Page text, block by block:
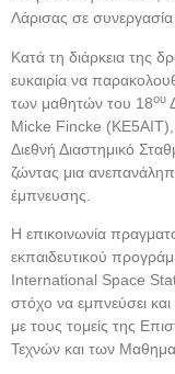
Λάρισας σε
Κατά τη διάρκεια της
ευκαιρία να
των μαθητών του 18ου
Micke Fincke (KE5AIT),
Διεθνή Διαστημικό
ζώντας μια
έμπνευσης.
Η επικοινωνία
εκπαιδευτικού
International Space
στόχο να εμπνεύσει
με τους τομείς της
Τεχνών και των